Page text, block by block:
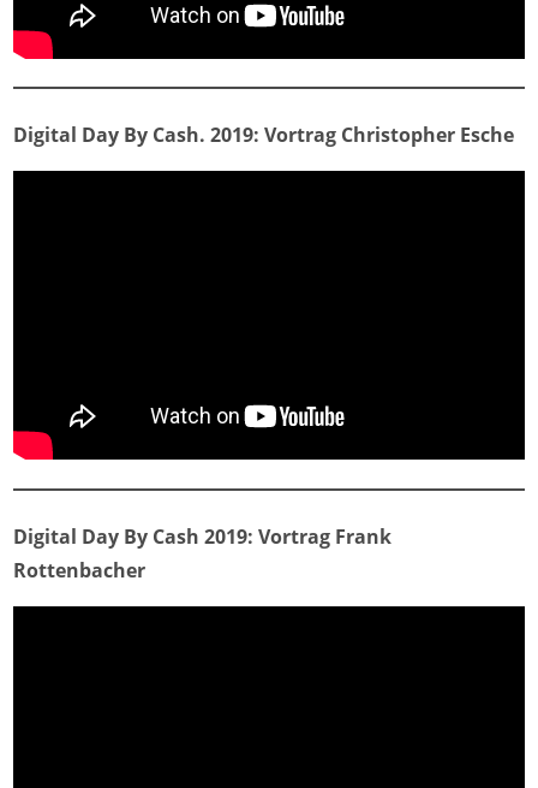
Digital Day By Cash. 2019: Vortrag Christopher Esche
Digital Day By Cash 2019: Vortrag Frank
Rottenbacher